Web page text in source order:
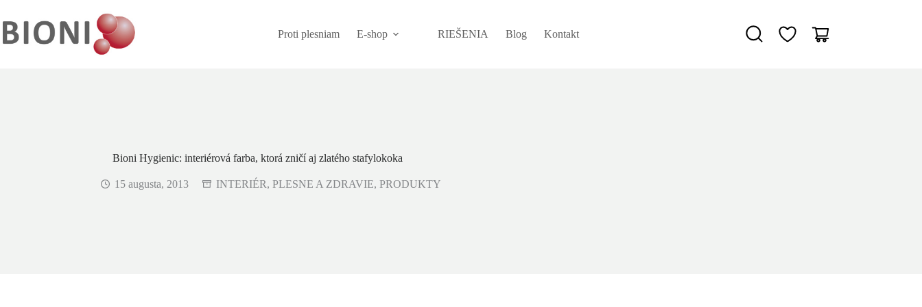
Proti plesniam E-shop RIEŠENIA Blog Kontakt
Bioni Hygienic: interiérová farba, ktorá zničí aj zlatého stafylokoka
15 augusta, 2013 INTERIÉR, PLESNE A ZDRAVIE, PRODUKTY